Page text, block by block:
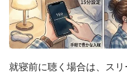
就寝前に聴く場合は、スリ